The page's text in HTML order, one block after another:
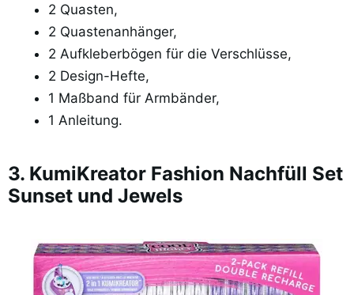
2 Quasten,
2 Quastenanhänger,
2 Aufkleberbögen für die Verschlüsse,
2 Design-Hefte,
1 Maßband für Armbänder,
1 Anleitung.
3. KumiKreator Fashion Nachfüll Set
Sunset und Jewels